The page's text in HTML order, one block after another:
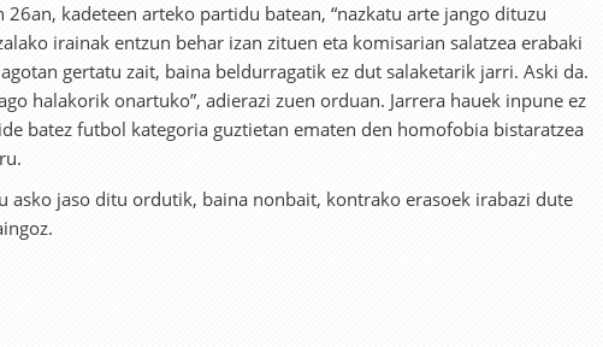
26an, kadeteen arteko partidu batean, “nazkatu arte jango dituzu
irainak entzun behar izan zituen eta komisarian salatzea erabaki
gertatu zait, baina beldurragatik ez dut salaketarik jarri. Aski da.
halakorik onartuko”, adierazi zuen orduan. Jarrera hauek inpune ez
batez futbol kategoria guztietan ematen den homofobia bistaratzea
asko jaso ditu ordutik, baina nonbait, kontrako erasoek irabazi dute